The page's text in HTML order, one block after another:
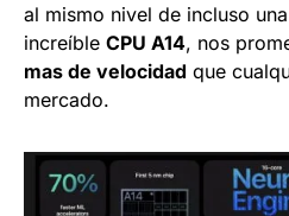
al mismo nivel de incluso
increíble CPU A14, nos
mas de velocidad que
mercado.